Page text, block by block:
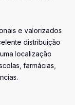
e valorizados
distribuição
localização
farmácias,